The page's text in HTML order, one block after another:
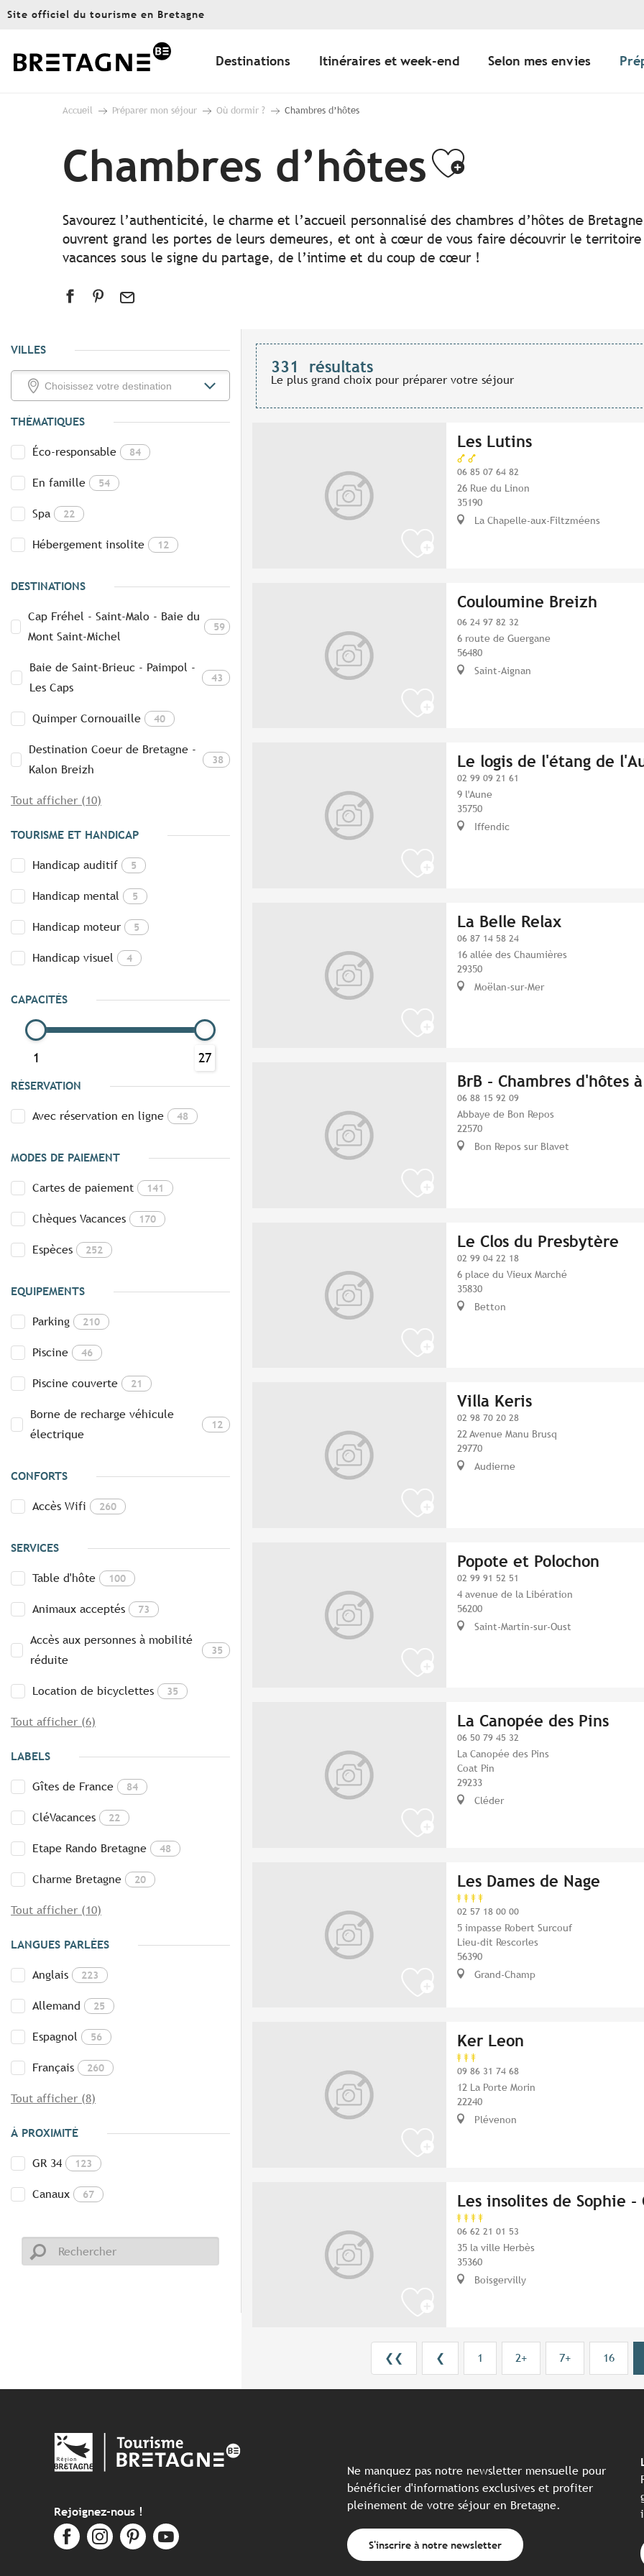
Aller
principal
Site officiel du tourisme en Bretagne
Destinations Itinéraires et week-end Selon mes envies
Accueil Préparer mon séjour Où dormir ? Chambres d’hôtes
Chambres d’hôtesAjouter
Savourez l’authenticité, le charme et l’accueil personnalisé des chambres d’hôtes de
ouvrent grand les portes de leurs demeures, et ont à cœur de vous faire découvrir le territoire
vacances sous le signe du partage, de l’intime et du coup de cœur !
VILLES
THÉMATIQUES
Éco-responsable 84
En famille 54
Spa 22
Hébergement insolite 12
DESTINATIONS
Cap Fréhel - Saint-Malo - Baie du
Mont Saint-Michel
59
Baie de Saint-Brieuc - Paimpol -
Les Caps
43
Quimper Cornouaille 40
Destination Coeur de Bretagne -
Kalon Breizh
38
Tout afficher (10)
TOURISME ET HANDICAP
Handicap auditif 5
Handicap mental 5
Handicap moteur 5
Handicap visuel 4
CAPACITÉS
1 27
RÉSERVATION
Avec réservation en ligne 48
MODES DE PAIEMENT
Cartes de paiement 141
Chèques Vacances 170
Espèces 252
EQUIPEMENTS
Parking 210
Piscine 46
Piscine couverte 21
Borne de recharge véhicule
électrique
12
CONFORTS
Accès Wifi 260
SERVICES
Table d'hôte 100
Animaux acceptés 73
Accès aux personnes à mobilité
réduite
35
Location de bicyclettes 35
Tout afficher (6)
LABELS
Gîtes de France 84
CléVacances 22
Etape Rando Bretagne 48
Charme Bretagne 20
Tout afficher (10)
LANGUES PARLÉES
Anglais 223
Allemand 25
Espagnol 56
Français 260
Tout afficher (8)
À PROXIMITÉ
GR 34 123
Canaux 67
331 résultats
Le plus grand choix pour préparer votre séjour
Les Lutins
06 85 07 64 82
26 Rue du Linon
35190
La Chapelle-aux-Filtzméens
Couloumine Breizh
06 24 97 82 32
6 route de Guergane
56480
Saint-Aignan
Le logis de l'étang de
02 99 09 21 61
9 l'Aune
35750
Iffendic
La Belle Relax
06 87 14 58 24
16 allée des Chaumières
29350
Moëlan-sur-Mer
BrB - Chambres d'hôtes
06 88 15 92 09
Abbaye de Bon Repos
22570
Bon Repos sur Blavet
Le Clos du Presbytère
02 99 04 22 18
6 place du Vieux Marché
35830
Betton
Villa Keris
02 98 70 20 28
22 Avenue Manu Brusq
29770
Audierne
Popote et Polochon
02 99 91 52 51
4 avenue de la Libération
56200
Saint-Martin-sur-Oust
La Canopée des Pins
06 50 79 45 32
La Canopée des Pins
Coat Pin
29233
Cléder
Les Dames de Nage
02 57 18 00 00
5 impasse Robert Surcouf
Lieu-dit Rescorles
56390
Grand-Champ
Ker Leon
09 86 31 74 68
12 La Porte Morin
22240
Plévenon
Les insolites de Sophie -
06 62 21 01 53
35 la ville Herbès
35360
Boisgervilly
❮❮ ❮ 1 2+ 7+ 16
Rejoignez-nous !
Ne manquez pas notre newsletter mensuelle pour
bénéficier d'informations exclusives et profiter
pleinement de votre séjour en Bretagne.
S'inscrire à notre newsletter